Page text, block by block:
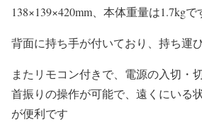
138×139×420mm、 本体重量は1.7kgで
背面に持ち手が付いており、持ち運
またリモコン付きで、電源の入切・
首振りの操作が可能で、 遠くにいる
が便利です